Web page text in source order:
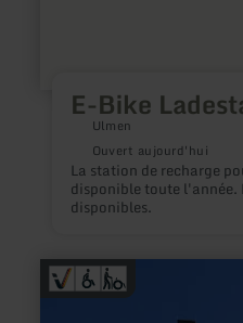
E-Bike
Ulmen
Ouvert aujourd'hui
La station de recharge
disponible toute l'année.
disponibles.
en
savoir
plus